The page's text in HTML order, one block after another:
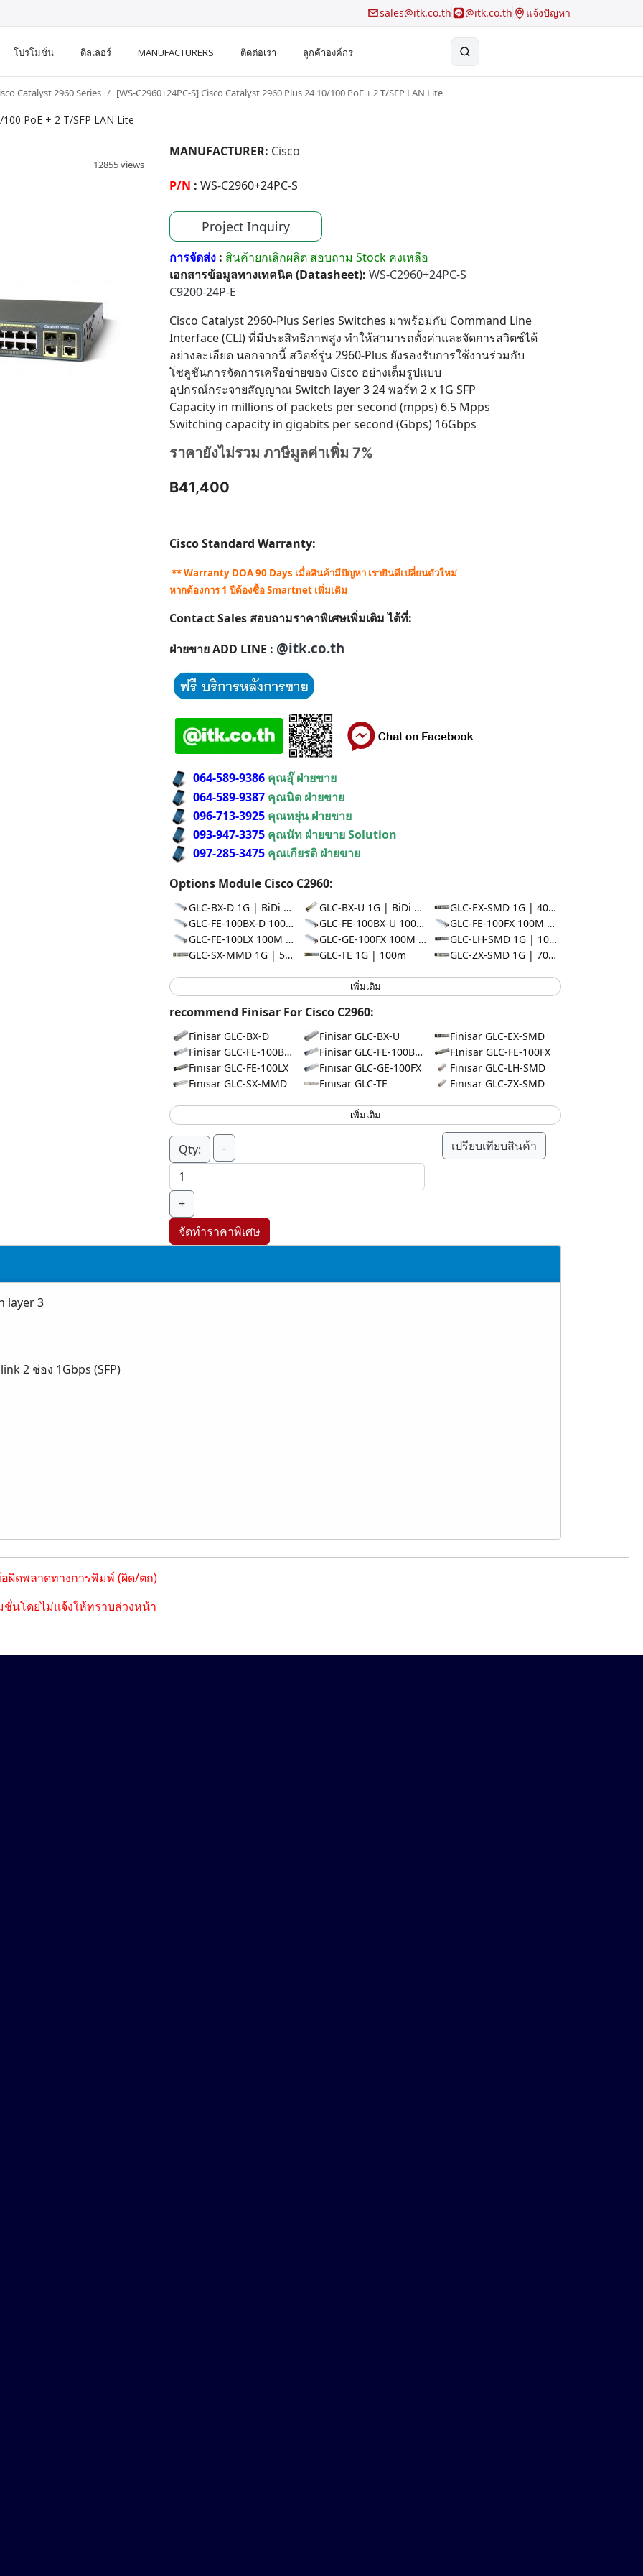
sales@itk.co.th @itk.co.th แจ้งปัญหา
โปรโมชั่น ดีลเลอร์ MANUFACTURERS ติดต่อเรา ลูกค้าองค์กร
Search
Catalyst 2960 Series [WS-C2960+24PC-S] Cisco Catalyst 2960 Plus 24 10/100 PoE + 2 T/SFP LAN Lite
PoE + 2 T/SFP LAN Lite
12855 views
MANUFACTURER: Cisco
P/N : WS-C2960+24PC-S
Project Inquiry
การจัดส่ง : สินค้ายกเลิกผลิต สอบถาม Stock คงเหลือ
เอกสารข้อมูลทางเทคนิค (Datasheet): WS-C2960+24PC-S
C9200-24P-E
Cisco Catalyst 2960-Plus Series Switches มาพร้อมกับ Command Line
Interface (CLI) ที่มีประสิทธิภาพสูง ทำให้สามารถตั้งค่าและจัดการสวิตช์ได้
อย่างละเอียด นอกจากนี้ สวิตช์รุ่น 2960-Plus ยังรองรับการใช้งานร่วมกับ
โซลูชันการจัดการเครือข่ายของ Cisco อย่างเต็มรูปแบบ
อุปกรณ์กระจายสัญญาณ Switch layer 3 24 พอร์ท 2 x 1G SFP
Capacity in millions of packets per second (mpps) 6.5 Mpps
Switching capacity in gigabits per second (Gbps) 16Gbps
ราคายังไม่รวม ภาษีมูลค่าเพิ่ม 7%
฿41,400
Cisco Standard Warranty:
** Warranty DOA 90 Days เมื่อสินค้ามีปัญหา เรายินดีเปลี่ยนตัวใหม่
หากต้องการ 1 ปีต้องซื้อ Smartnet เพิ่มเติม
Contact Sales สอบถามราคาพิเศษเพิ่มเติม ได้ที่:
ฝ่ายขาย ADD LINE : @itk.co.th
064-589-9386 คุณอุ๊ ฝ่ายขาย
064-589-9387 คุณนิด ฝ่ายขาย
096-713-3925 คุณหยุ่น ฝ่ายขาย
093-947-3375 คุณนัท ฝ่ายขาย Solution
097-285-3475 คุณเกียรติ ฝ่ายขาย
Options Module Cisco C2960:
GLC-BX-D 1G | BiDi 10km GLC-BX-U 1G | BiDi 10km
GLC-EX-SMD 1G | 40km
GLC-FE-100BX-D 100M | BiDi 10km
GLC-FE-100BX-U 100M | BiDi 10km
GLC-FE-100FX 100M | 2km
GLC-FE-100LX 100M | 10km
GLC-GE-100FX 100M | 2km
GLC-LH-SMD 1G | 10km
GLC-SX-MMD 1G | 550
GLC-TE 1G | 100m GLC-ZX-SMD 1G | 70km
เพิ่มเติม
recommend Finisar For Cisco C2960:
Finisar GLC-BX-D Finisar GLC-BX-U
Finisar GLC-EX-SMD
Finisar GLC-FE-100BX-D
Finisar GLC-FE-100BX-U
FInisar GLC-FE-100FX
Finisar GLC-FE-100LX
Finisar GLC-GE-100FX
Finisar GLC-LH-SMD
Finisar GLC-SX-MMD
Finisar GLC-TE Finisar GLC-ZX-SMD
เพิ่มเติม
Qty: -
+
จัดทำราคาพิเศษ
เปรียบเทียบสินค้า
layer 3
2 ช่อง 1Gbps (SFP)
ผิดพลาดทางการพิมพ์ (ผิด/ตก)
นโดยไม่แจ้งให้ทราบล่วงหน้า